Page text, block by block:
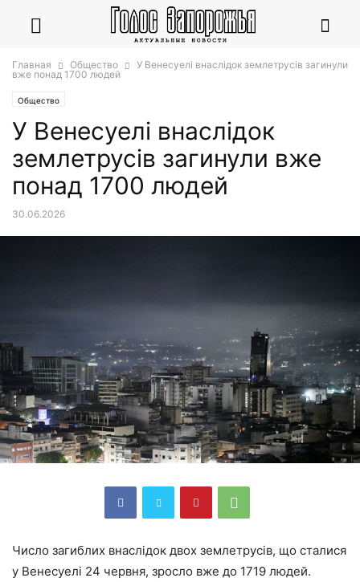
Главная Общество
У Венесуелі внаслідок землетрусів загинули
вже понад 1700 людей
Общество
У Венесуелі внаслідок
землетрусів загинули вже
понад 1700 людей
30.06.2026
Число загиблих внаслідок двох землетрусів, що сталися
у Венесуелі 24 червня, зросло вже до 1719 людей.